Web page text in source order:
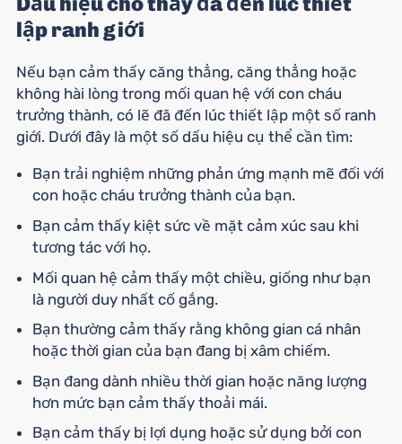
lập ranh giới
Nếu bạn cảm thấy căng thẳng, căng thẳng hoặc
không hài lòng trong mối quan hệ với con cháu
trưởng thành, có lẽ đã đến lúc thiết lập một số ranh
giới. Dưới đây là một số dấu hiệu cụ thể cần tìm:
Bạn trải nghiệm những phản ứng mạnh mẽ đối với
con hoặc cháu trưởng thành của bạn.
Bạn cảm thấy kiệt sức về mặt cảm xúc sau khi
tương tác với họ.
Mối quan hệ cảm thấy một chiều, giống như bạn
là người duy nhất cố gắng.
Bạn thường cảm thấy rằng không gian cá nhân
hoặc thời gian của bạn đang bị xâm chiếm.
Bạn đang dành nhiều thời gian hoặc năng lượng
hơn mức bạn cảm thấy thoải mái.
Bạn cảm thấy bị lợi dụng hoặc sử dụng bởi con